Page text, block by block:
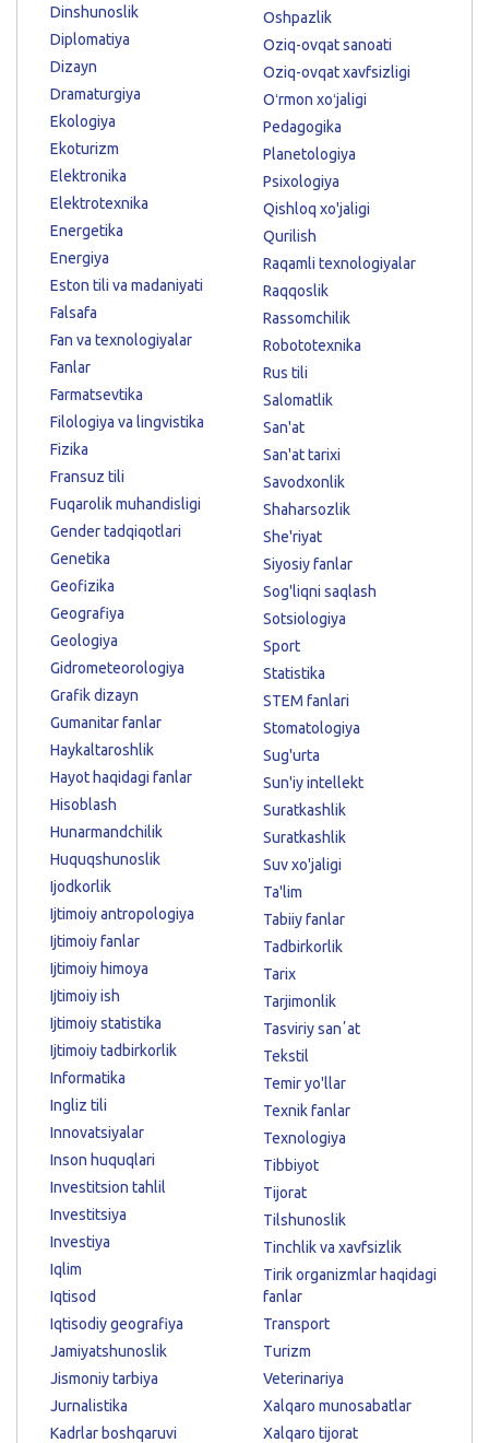
Dinshunoslik
Diplomatiya
Dizayn
Dramaturgiya
Ekologiya
Ekoturizm
Elektronika
Elektrotexnika
Energetika
Energiya
Eston tili va madaniyati
Falsafa
Fan va texnologiyalar
Fanlar
Farmatsevtika
Filologiya va lingvistika
Fizika
Fransuz tili
Fuqarolik muhandisligi
Gender tadqiqotlari
Genetika
Geofizika
Geografiya
Geologiya
Gidrometeorologiya
Grafik dizayn
Gumanitar fanlar
Haykaltaroshlik
Hayot haqidagi fanlar
Hisoblash
Hunarmandchilik
Huquqshunoslik
Ijodkorlik
Ijtimoiy antropologiya
Ijtimoiy fanlar
Ijtimoiy himoya
Ijtimoiy ish
Ijtimoiy statistika
Ijtimoiy tadbirkorlik
Informatika
Ingliz tili
Innovatsiyalar
Inson huquqlari
Investitsion tahlil
Investitsiya
Investiya
Iqlim
Iqtisod
Iqtisodiy geografiya
Jamiyatshunoslik
Jismoniy tarbiya
Jurnalistika
Kadrlar boshqaruvi
Oshpazlik
Oziq-ovqat sanoati
Oziq-ovqat xavfsizligi
Oʻrmon xoʻjaligi
Pedagogika
Planetologiya
Psixologiya
Qishloq xo'jaligi
Qurilish
Raqamli texnologiyalar
Raqqoslik
Rassomchilik
Robototexnika
Rus tili
Salomatlik
San'at
San'at tarixi
Savodxonlik
Shaharsozlik
She'riyat
Siyosiy fanlar
Sog'liqni saqlash
Sotsiologiya
Sport
Statistika
STEM fanlari
Stomatologiya
Sug'urta
Sun'iy intellekt
Suratkashlik
Suratkashlik
Suv xo'jaligi
Ta'lim
Tabiiy fanlar
Tadbirkorlik
Tarix
Tarjimonlik
Tasviriy sanʼat
Tekstil
Temir yo'llar
Texnik fanlar
Texnologiya
Tibbiyot
Tijorat
Tilshunoslik
Tinchlik va xavfsizlik
Tirik organizmlar haqidagi
fanlar
Transport
Turizm
Veterinariya
Xalqaro munosabatlar
Xalqaro tijorat